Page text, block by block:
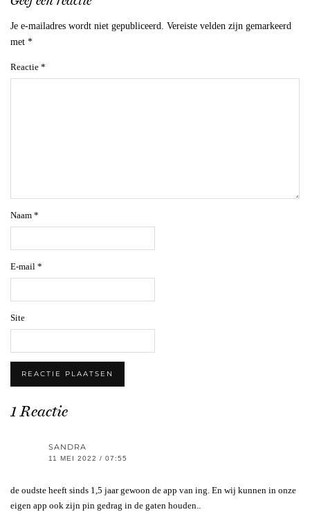
Je e-mailadres wordt niet gepubliceerd. Vereiste velden zijn gemarkeerd
met *
Reactie *
Naam *
E-mail *
Site
1 Reactie
SANDRA
11 MEI 2022 / 07:55
de oudste heeft sinds 1,5 jaar gewoon de app van ing. En wij kunnen in onze
eigen app ook zijn pin gedrag in de gaten houden..